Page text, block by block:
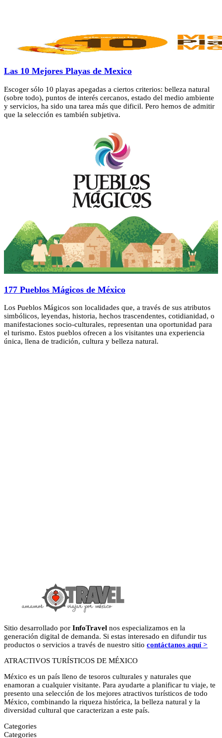
Las 10 Mejores Playas de Mexico
Escoger sólo 10 playas apegadas a ciertos criterios: belleza natural
(sobre todo), puntos de interés cercanos, estado del medio ambiente
y servicios, ha sido una tarea más que dificil. Pero hemos de admitir
que la selección es también subjetiva.
177 Pueblos Mágicos de México
Los Pueblos Mágicos son localidades que, a través de sus atributos
simbólicos, leyendas, historia, hechos trascendentes, cotidianidad, o
manifestaciones socio-culturales, representan una oportunidad para
el turismo. Estos pueblos ofrecen a los visitantes una experiencia
única, llena de tradición, cultura y belleza natural.
Sitio desarrollado por InfoTravel nos especializamos en la
generación digital de demanda. Si estas interesado en difundir tus
productos o servicios a través de nuestro sitio contáctanos aquí >
ATRACTIVOS TURÍSTICOS DE MÉXICO
México es un país lleno de tesoros culturales y naturales que
enamoran a cualquier visitante. Para ayudarte a planificar tu viaje, te
presento una selección de los mejores atractivos turísticos de todo
México, combinando la riqueza histórica, la belleza natural y la
diversidad cultural que caracterizan a este país.
Categories
Categories